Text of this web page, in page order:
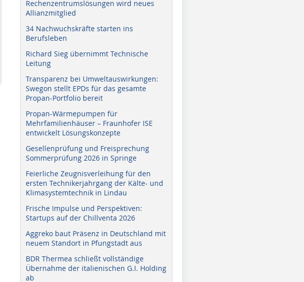
Rechenzentrumslösungen wird neues
Allianzmitglied
34 Nachwuchskräfte starten ins
Berufsleben
Richard Sieg übernimmt Technische
Leitung
Transparenz bei Umweltauswirkungen:
Swegon stellt EPDs für das gesamte
Propan-Portfolio bereit
Propan-Wärmepumpen für
Mehrfamilienhäuser – Fraunhofer ISE
entwickelt Lösungskonzepte
Gesellenprüfung und Freisprechung
Sommerprüfung 2026 in Springe
Feierliche Zeugnisverleihung für den
ersten Technikerjahrgang der Kälte- und
Klimasystemtechnik in Lindau
Frische Impulse und Perspektiven:
Startups auf der Chillventa 2026
Aggreko baut Präsenz in Deutschland mit
neuem Standort in Pfungstadt aus
BDR Thermea schließt vollständige
Übernahme der italienischen G.I. Holding
ab